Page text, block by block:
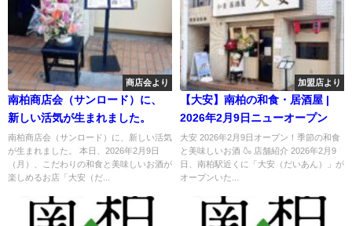
商店会より
南柏商店会（サンロード）に、
新しい活気が生まれました。
南柏商店会（サンロード）に、新しい活気
が生まれました。 本日、2026年2月9日
（月）、こだわりの和食と美味しいお酒が
楽しめるお店「大安（だ...
加盟店より
【大安】南柏の和食・居酒屋 |
2026年2月9日ニューオープン
大安 2026年2月9日オープン！季節の和食
と美味しいお酒 🍶 店舗紹介 2026年2月9
日、南柏駅近くに「大安（だいあん）」が
オープンいた...